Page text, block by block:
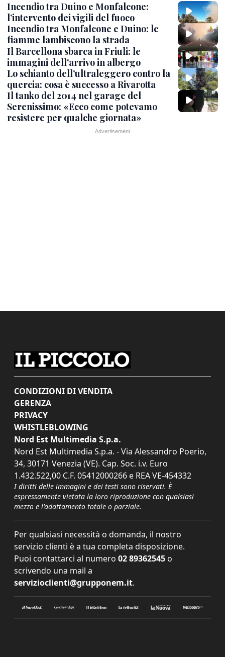
Incendio tra Duino e Monfalcone:
l’intervento dei vigili del fuoco
Incendio tra Monfalcone e Duino: le
fiamme lambiscono la strada
Il Barcellona sbarca in Friuli: le
immagini dell'arrivo in albergo
Lo schianto dell’ultraleggero contro la
quercia: cosa è successo a Rivarotta
Il tanko del 2014 nel garage del
Serenissimo: «Ecco come potevamo
resistere per qualche giornata»
CONDIZIONI DI VENDITA
GERENZA
PRIVACY
WHISTLEBLOWING
Nord Est Multimedia S.p.a.
Nord Est Multimedia S.p.a. - Via Alessandro Poerio,
34, 30171 Venezia (VE). Cap. Soc. i.v. Euro
1.432.522,00 C.F. 05412000266 e REA VE-454332
I diritti delle immagini e dei testi sono riservati. È
espressamente vietata la loro riproduzione con qualsiasi
mezzo e l'adattamento totale o parziale.
Per qualsiasi necessità o domanda, il nostro
servizio clienti è a tua completa disposizione.
Puoi contattarci al numero 02 89362545 o
scrivendo una mail a
servizioclienti@grupponem.it.